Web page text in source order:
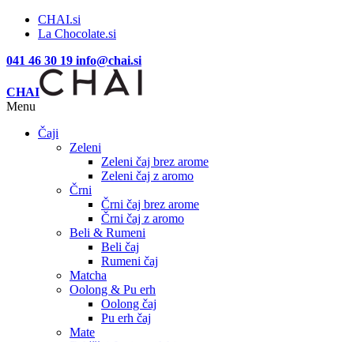
CHAI.si
La Chocolate.si
041 46 30 19 info@chai.si
CHAI
Menu
Čaji
Zeleni
Zeleni čaj brez arome
Zeleni čaj z aromo
Črni
Črni čaj brez arome
Črni čaj z aromo
Beli & Rumeni
Beli čaj
Rumeni čaj
Matcha
Oolong & Pu erh
Oolong čaj
Pu erh čaj
Mate